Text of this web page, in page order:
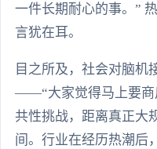
一件长期耐心的事。”
言犹在耳。
目之所及，社会对脑机
——“大家觉得马上要商
共性挑战，距离真正大
间。行业在经历热潮后